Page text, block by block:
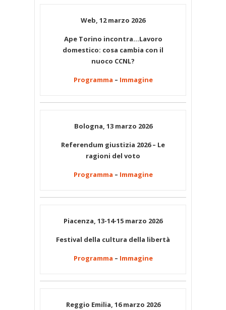
Web, 12 marzo 2026
Ape Torino incontra…Lavoro
domestico: cosa cambia con il
nuoco CCNL?
Programma – Immagine
Bologna, 13 marzo 2026
Referendum giustizia 2026 – Le
ragioni del voto
Programma – Immagine
Piacenza, 13-14-15 marzo 2026
Festival della cultura della libertà
Programma – Immagine
Reggio Emilia, 16 marzo 2026